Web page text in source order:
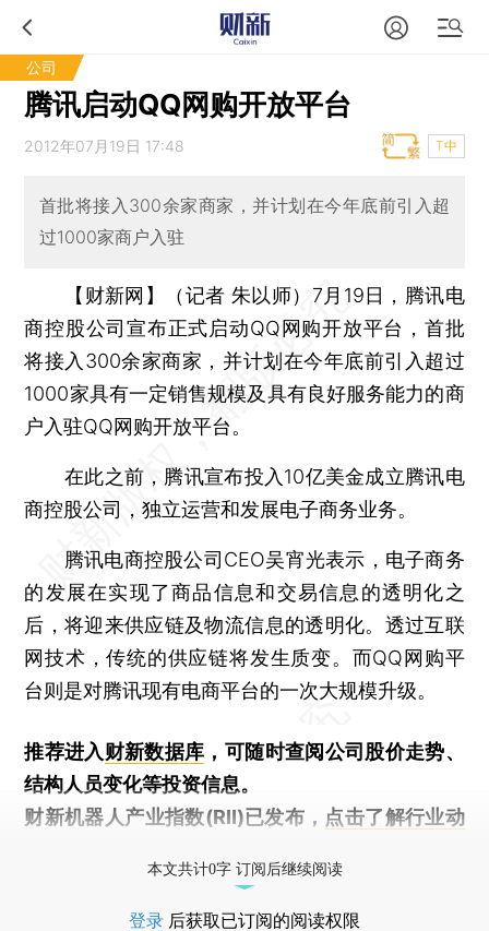
公司
腾讯启动QQ网购开放平台
2012年07月19日 17:48 T中
首批将接入300余家商家，并计划在今年底前引入超
过1000家商户入驻
【财新网】（记者 朱以师） 7月19日，腾讯电
商控股公司宣布正式启动QQ网购开放平台，首批
将接入300余家商家，并计划在今年底前引入超过
1000家具有一定销售规模及具有良好服务能力的商
户入驻QQ网购开放平台。
在此之前，腾讯宣布投入10亿美金成立腾讯电
商控股公司，独立运营和发展电子商务业务。
腾讯电商控股公司CEO吴宵光表示，电子商务
的发展在实现了商品信息和交易信息的透明化之
后，将迎来供应链及物流信息的透明化。透过互联
网技术，传统的供应链将发生质变。而QQ网购平
台则是对腾讯现有电商平台的一次大规模升级。
推荐进入财新数据库 ，可随时查阅公司股价走势、
结构人员变化等投资信息。
财新机器人产业指数(RII)已发布， 点击了解行业动
本文共计0字 订阅后继续阅读
登录 后获取已订阅的阅读权限